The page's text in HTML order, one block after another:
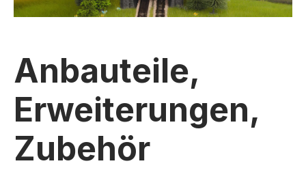
Anbauteile,
Erweiterungen,
Zubehör